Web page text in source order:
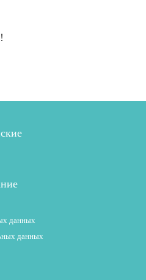
данных
данных